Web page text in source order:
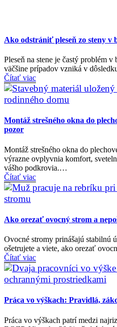
Ako odstrániť pleseň zo steny v
Pleseň na stene je častý problém
väčšine prípadov vzniká v
Čítať viac
Montáž strešného okna do
pozor
Montáž strešného okna do
výrazne ovplyvnia komfort,
vášho podkrovia.…
Čítať viac
Ako orezať ovocný strom a
Ovocné stromy prinášajú stabilnú
ošetrujete a viete, ako orezať
Čítať viac
Práca vo výškach: Pravidlá,
Práca vo výškach patrí medzi